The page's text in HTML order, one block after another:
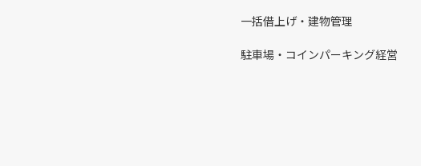
一括借上げ・建物管理
駐車場・コインパーキング経営